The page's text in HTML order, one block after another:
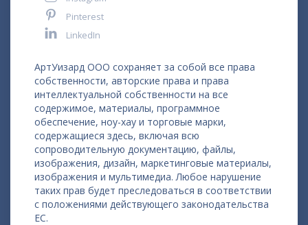
Pinterest
LinkedIn
АртУизард ООО сохраняет за собой все права
собственности, авторские права и права
интеллектуальной собственности на все
содержимое, материалы, программное
обеспечение, ноу-хау и торговые марки,
содержащиеся здесь, включая всю
сопроводительную документацию, файлы,
изображения, дизайн, маркетинговые материалы,
изображения и мультимедиа. Любое нарушение
таких прав будет преследоваться в соответствии
с положениями действующего законодательства
ЕС.